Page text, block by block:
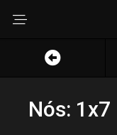
Nós: 1x7